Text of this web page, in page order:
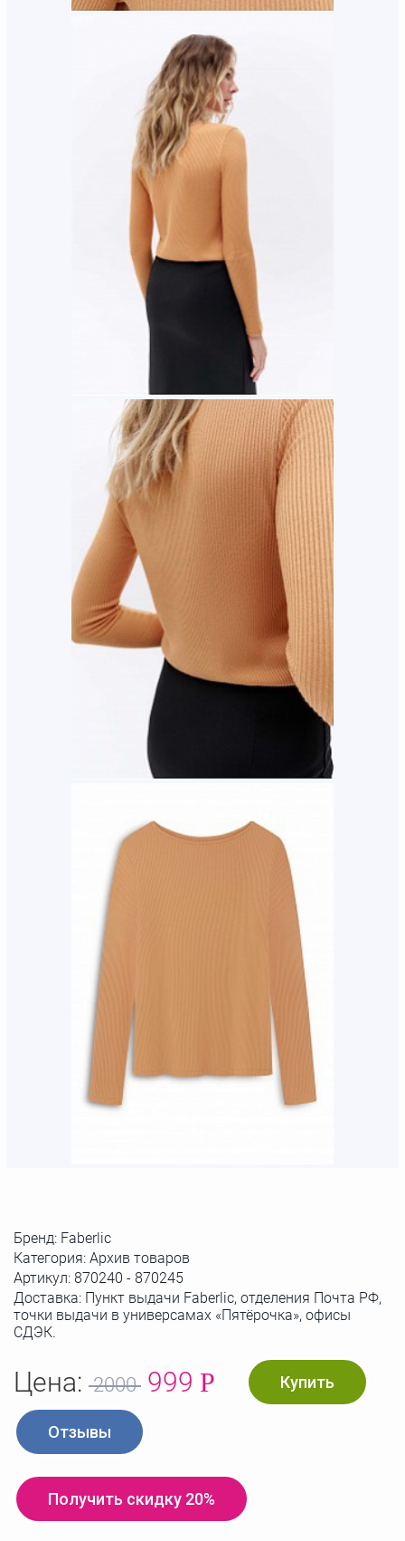
Бренд: Faberlic
Категория: Архив товаров
Артикул: 870240 - 870245
Доставка: Пункт выдачи Faberlic, отделения Почта РФ,
точки выдачи в универсамах «Пятёрочка», офисы
СДЭК.
Цена: 2000 999 Р Купить
Отзывы
Получить скидку 20%